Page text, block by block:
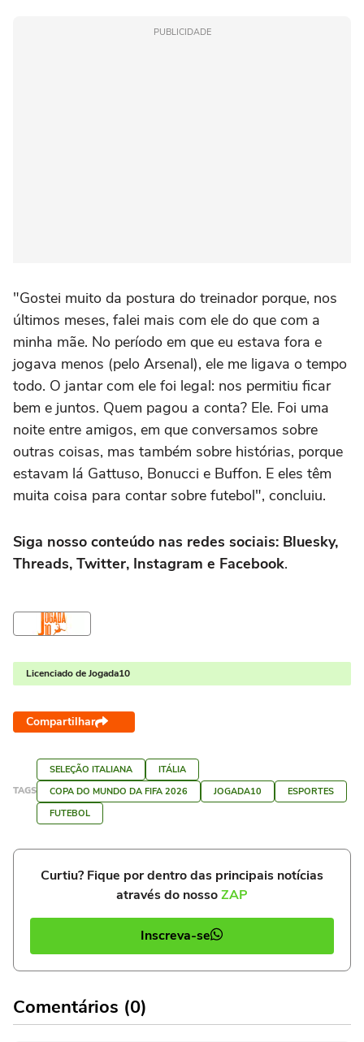
PUBLICIDADE
"Gostei muito da postura do treinador porque, nos
últimos meses, falei mais com ele do que com a
minha mãe. No período em que eu estava fora e
jogava menos (pelo Arsenal), ele me ligava o tempo
todo. O jantar com ele foi legal: nos permitiu ficar
bem e juntos. Quem pagou a conta? Ele. Foi uma
noite entre amigos, em que conversamos sobre
outras coisas, mas também sobre histórias, porque
estavam lá Gattuso, Bonucci e Buffon. E eles têm
muita coisa para contar sobre futebol", concluiu.
Siga nosso conteúdo nas redes sociais: Bluesky,
Threads, Twitter, Instagram e Facebook.
Licenciado de Jogada10
Compartilhar
TAGS
SELEÇÃO ITALIANA
ITÁLIA
COPA DO MUNDO DA FIFA 2026
JOGADA10
ESPORTES
FUTEBOL
Curtiu? Fique por dentro das principais notícias
através do nossoZAP
Inscreva-se
Comentários (0)